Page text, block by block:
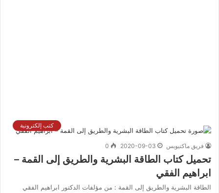
كتب إلكترونية
فريق ماكتيوبس 2020-09-03
0
تحميل كتاب الطاقة البشرية والطريق إلى القمة –
ابراهيم الفقي
الطاقة البشرية والطريق إلى القمة : من مؤلفات الدكتور ابراهيم الفقي